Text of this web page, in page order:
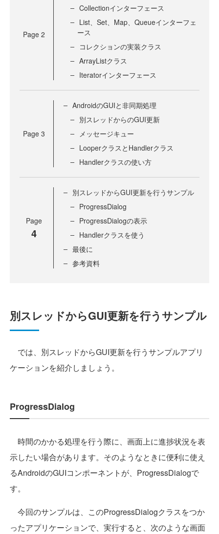
Page 2
Collectionインターフェース
List、Set、Map、Queueインターフェ
ース
コレクションの実装クラス
ArrayListクラス
Iteratorインターフェース
Page 3
AndroidのGUIと非同期処理
別スレッドからのGUI更新
メッセージキュー
LooperクラスとHandlerクラス
Handlerクラスの使い方
Page
4
別スレッドからGUI更新を行うサンプル
ProgressDialog
ProgressDialogの表示
Handlerクラスを使う
最後に
参考資料
別スレッドからGUI更新を行うサンプル
では、別スレッドからGUI更新を行うサンプルアプリ
ケーションを紹介しましょう。
ProgressDialog
時間のかかる処理を行う際に、画面上に進捗状況を表
示したい場合があります。そのようなときに便利に使え
るAndroidのGUIコンポーネントが、ProgressDialogで
す。
今回のサンプルは、このProgressDialogクラスをつか
ったアプリケーションで、実行すると、次のような画面